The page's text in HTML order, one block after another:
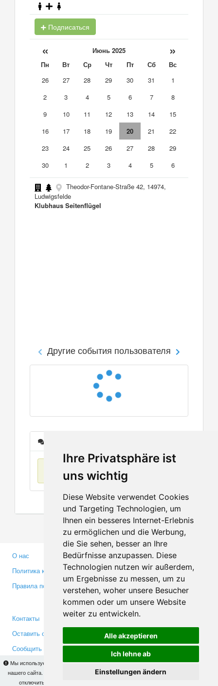
Ihre Privatsphäre ist
uns wichtig
Diese Website verwendet Cookies
und Targeting Technologien, um
Ihnen ein besseres Internet-Erlebnis
zu ermöglichen und die Werbung,
die Sie sehen, besser an Ihre
Bedürfnisse anzupassen. Diese
Technologien nutzen wir außerdem,
um Ergebnisse zu messen, um zu
verstehen, woher unsere Besucher
kommen oder um unsere Website
weiter zu entwickeln.
Alle akzeptieren
Ich lehne ab
Einstellungen ändern
Мы используем cookies для того, чтобы Вы могли использовать весь функционал
нашего сайта. На
Вы сможете узнать подробности и, при желании,
отключить использование cookies. Продолжая пользоваться сайтом, Вы
Подписаться
« Июнь 2025 »
Пн Вт Ср Чт Пт Сб
Вс
26
27 28 29 30 31
1
2
3 4 5 6 7
8
9
10 11 12 13 14
15
16
17 18 19 20 21
22
23
24 25 26 27 28
29
30
1 2 3 4 5 6
Theodor-Fontane-Straße 42, 14974,
Ludwigsfelde
Klubhaus Seitenflügel
Другие события пользователя
О нас
Политика конфиденциальности
Правила пользования
Партнерам
Инвесторам
Медиа
Контакты
Оставить отзыв
Сообщить об ошибке
Facebook
Twitter
YouTube
Google+